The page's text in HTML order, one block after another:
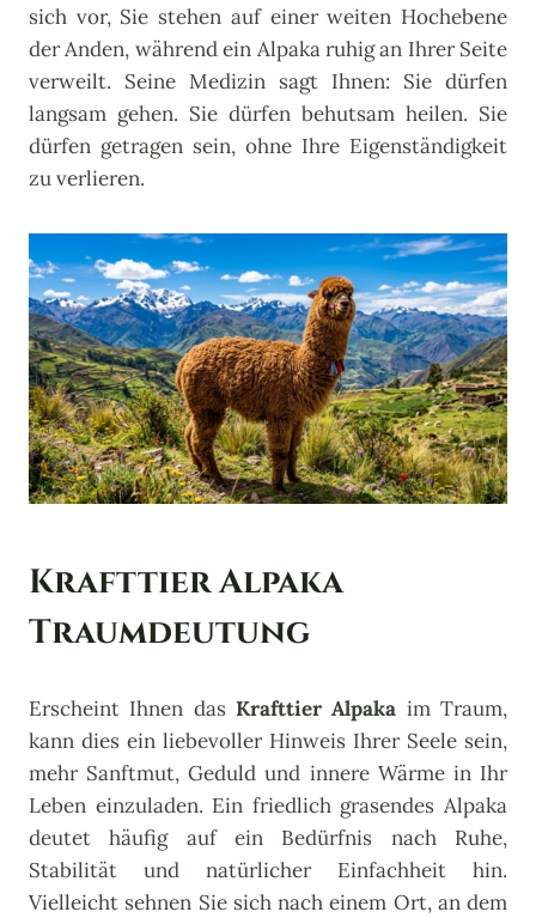
sich vor, Sie stehen auf einer weiten Hochebene
der Anden, während ein Alpaka ruhig an Ihrer Seite
verweilt. Seine Medizin sagt Ihnen: Sie dürfen
langsam gehen. Sie dürfen behutsam heilen. Sie
dürfen getragen sein, ohne Ihre Eigenständigkeit
zu verlieren.
Krafttier Alpaka
Traumdeutung
Erscheint Ihnen das Krafttier Alpaka im Traum,
kann dies ein liebevoller Hinweis Ihrer Seele sein,
mehr Sanftmut, Geduld und innere Wärme in Ihr
Leben einzuladen. Ein friedlich grasendes Alpaka
deutet häufig auf ein Bedürfnis nach Ruhe,
Stabilität und natürlicher Einfachheit hin.
Vielleicht sehnen Sie sich nach einem Ort, an dem